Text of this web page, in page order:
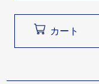
カート